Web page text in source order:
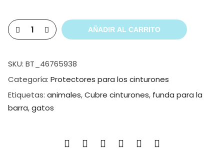
AÑADIR AL CARRITO
SKU: BT_46765938
Categoría: Protectores para los cinturones
Etiquetas: animales,Cubre cinturones, funda para la
barra,gatos